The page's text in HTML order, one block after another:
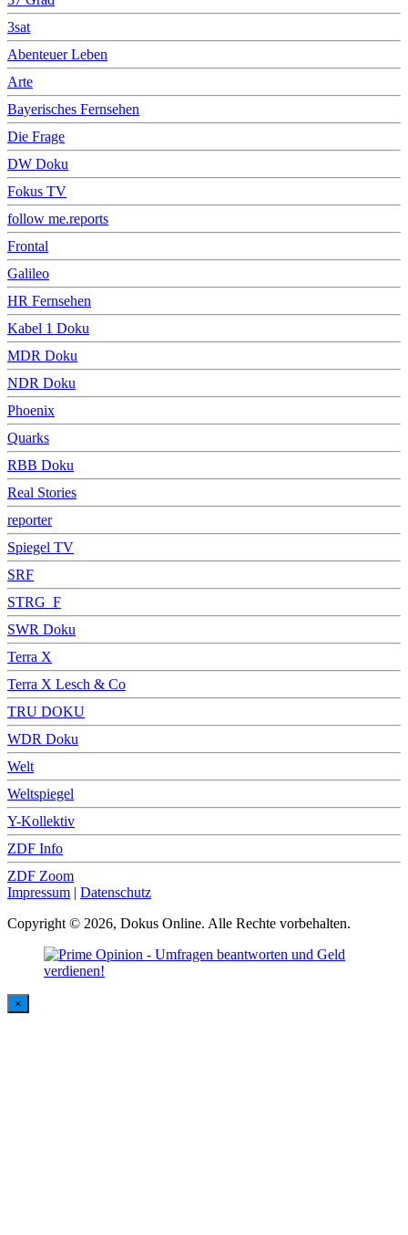
3sat
Abenteuer Leben
Arte
Bayerisches Fernsehen
Die Frage
DW Doku
Fokus TV
follow me.reports
Frontal
Galileo
HR Fernsehen
Kabel 1 Doku
MDR Doku
NDR Doku
Phoenix
Quarks
RBB Doku
Real Stories
reporter
Spiegel TV
SRF
STRG_F
SWR Doku
Terra X
Terra X Lesch & Co
TRU DOKU
WDR Doku
Welt
Weltspiegel
Y-Kollektiv
ZDF Info
ZDF Zoom
Impressum | Datenschutz
Copyright © 2026, Dokus Online. Alle Rechte vorbehalten.
×